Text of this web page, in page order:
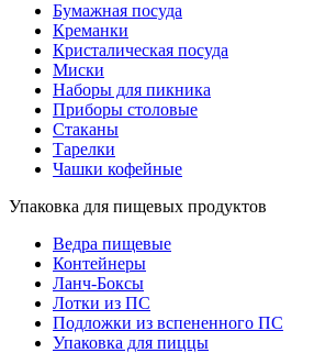
Бумажная посуда
Креманки
Кристалическая посуда
Миски
Наборы для пикника
Приборы столовые
Стаканы
Тарелки
Чашки кофейные
Упаковка для пищевых продуктов
Ведра пищевые
Контейнеры
Ланч-Боксы
Лотки из ПС
Подложки из вспененного ПС
Упаковка для пиццы